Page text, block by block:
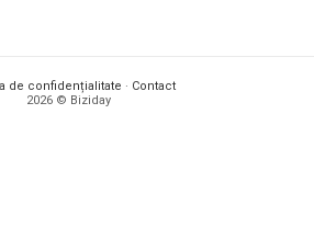
de confidențialitate · Contact
2026 © Biziday